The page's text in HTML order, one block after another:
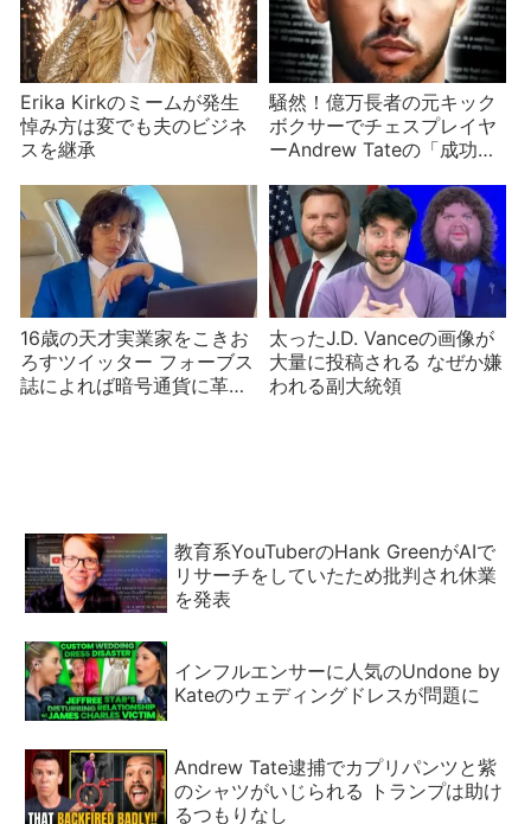
Erika Kirkのミームが発生
悼み方は変でも夫のビジネ
スを継承
騒然！億万長者の元キック
ボクサーでチェスプレイヤ
ーAndrew Tateの「成功の
16歳の天才実業家をこきお
ろすツイッター フォーブス
誌によれば暗号通貨に革命
太ったJ.D. Vanceの画像が
大量に投稿される なぜか嫌
われる副大統領
教育系YouTuberのHank GreenがAIで
リサーチをしていたため批判され休業
を発表
インフルエンサーに人気のUndone by
Kateのウェディングドレスが問題に
Andrew Tate逮捕でカプリパンツと紫
のシャツがいじられる トランプは助け
るつもりなし